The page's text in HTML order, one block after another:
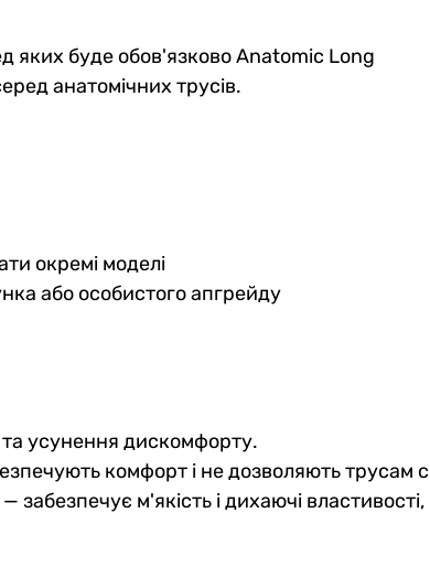
яких буде обов'язково Anatomic Long
анатомічних трусів.
окремі моделі
або особистого апгрейду
усунення дискомфорту.
комфорт і не дозволяють трусам
м'якість і дихаючі